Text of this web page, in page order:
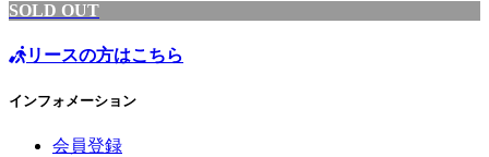
SOLD OUT
リースの方はこちら
インフォメーション
会員登録